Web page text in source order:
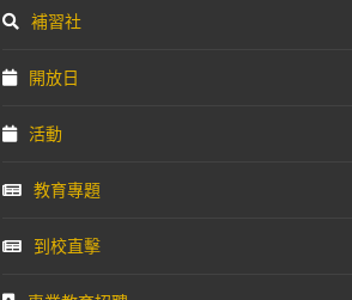
補習社
開放日
活動
教育專題
到校直擊